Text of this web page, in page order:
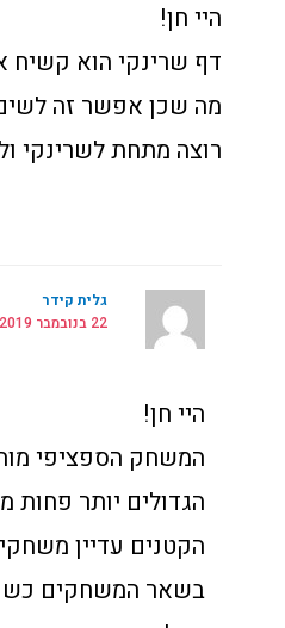
היי חן!
דף שרינקי הוא קשיח
מה שכן אפשר זה
רוצה מתחת לשרינקי
גלית קידר
22 בנובמבר 2019 ב 15:48
היי חן!
הגדולים יותר פחות
הקטנים עדיין
בשאר המשחקים